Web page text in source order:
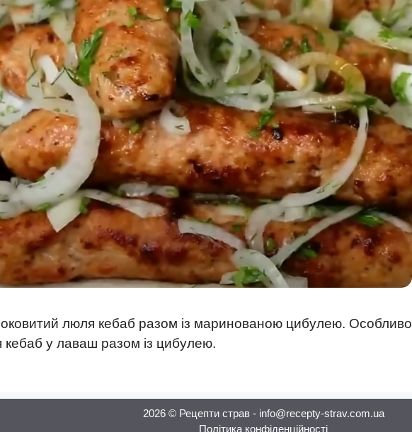
люля кебаб разом із маринованою цибулею. Особливо
у лаваш разом із цибулею.
2026 © Рецепти страв - info@recepty-strav.com.ua
Політика конфіденційності